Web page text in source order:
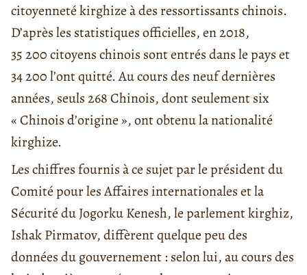
citoyenneté kirghize à des ressortissants chinois.
D’après les statistiques officielles, en 2018,
35 200 citoyens chinois sont entrés dans le pays et
34 200 l’ont quitté. Au cours des neuf dernières
années, seuls 268 Chinois, dont seulement six
« Chinois d’origine », ont obtenu la nationalité
kirghize.
Les chiffres fournis à ce sujet par le président du
Comité pour les Affaires internationales et la
Sécurité du Jogorku Kenesh, le parlement kirghiz,
Ishak Pirmatov, diffèrent quelque peu des
données du gouvernement : selon lui, au cours des